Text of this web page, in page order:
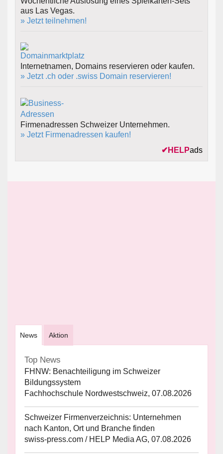
aus Las Vegas.
» Jetzt teilnehmen!
Internetnamen, Domains reservieren oder kaufen.
» Jetzt .ch oder .swiss Domain reservieren!
Firmenadressen Schweizer Unternehmen.
» Jetzt Firmenadressen kaufen!
✔ HELPads
News Aktion
Top News
FHNW: Benachteiligung im Schweizer
Bildungssystem
Fachhochschule Nordwestschweiz, 07.08.2026
Schweizer Firmenverzeichnis: Unternehmen
nach Kanton, Ort und Branche finden
swiss-press.com / HELP Media AG, 07.08.2026